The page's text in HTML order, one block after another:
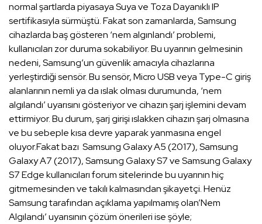
normal şartlarda piyasaya Suya ve Toza Dayanıklı IP
sertifikasıyla sürmüştü. Fakat son zamanlarda, Samsung
cihazlarda baş gösteren ‘nem algınlandı’ problemi,
kullanıcıları zor duruma sokabiliyor. Bu uyarının gelmesinin
nedeni, Samsung’un güvenlik amacıyla cihazlarına
yerleştirdiği sensör. Bu sensör, Micro USB veya Type-C giriş
alanlarının nemli ya da ıslak olması durumunda, ‘nem
algılandı’ uyarısını gösteriyor ve cihazın şarj işlemini devam
ettirmiyor. Bu durum, şarj girişi ıslakken cihazın şarj olmasına
ve bu sebeple kısa devre yaparak yanmasına engel
oluyor.Fakat bazı Samsung Galaxy A5 (2017), Samsung
Galaxy A7 (2017), Samsung Galaxy S7 ve Samsung Galaxy
S7 Edge kullanıcıları forum sitelerinde bu uyarının hiç
gitmemesinden ve takılı kalmasından şikayetçi. Henüz
Samsung tarafından açıklama yapılmamış olan’Nem
Algılandı’ uyarısının çözüm önerileri ise şöyle;